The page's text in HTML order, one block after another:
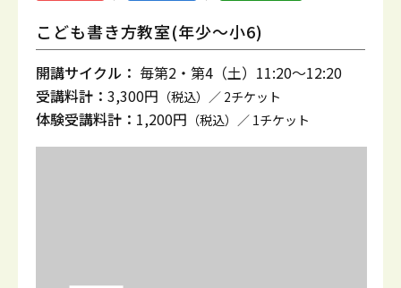
こども書き方教室(年少～小6)
開講サイクル： 毎第2・第4（土）11:20～12:20
受講料計： 3,300円 （税込）／ 2チケット
体験受講料計： 1,200円 （税込）／ 1チケット